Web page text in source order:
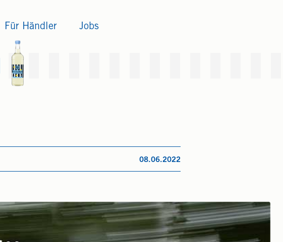
Für Händler Jobs
08.06.2022